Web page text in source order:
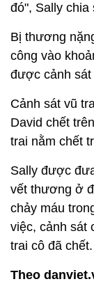
đó", Sally chia
Bị thương
công vào
được cảnh
Cảnh sát vũ
David chết
trai nằm chết
Sally được
vết thương ở
chảy máu
việc, cảnh sát
trai cô đã chết.
Theo